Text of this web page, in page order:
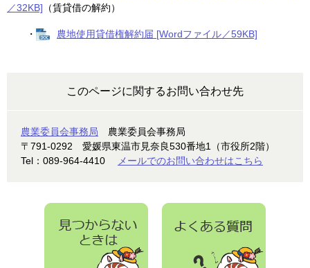
／32KB] （賃貸借の解約）
・ 農地使用貸借権解約届 [Wordファイル／59KB]
このページに関するお問い合わせ先
農業委員会事務局
農業委員会事務局
〒791-0292
愛媛県東温市見奈良530番地1（市役所2階）
Tel：089-964-4410
メールでのお問い合わせはこちら